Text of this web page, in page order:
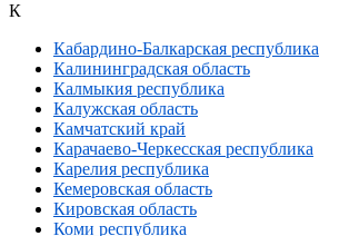
К
Кабардино-Балкарская республика
Калининградская область
Калмыкия республика
Калужская область
Камчатский край
Карачаево-Черкесская республика
Карелия республика
Кемеровская область
Кировская область
Коми республика